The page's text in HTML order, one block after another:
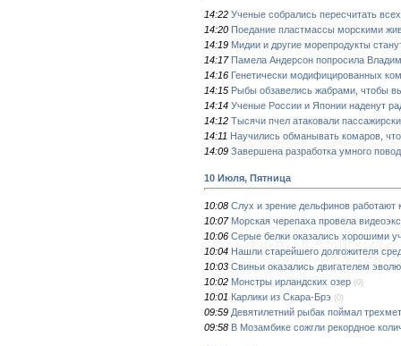
14:22 Ученые собрались пересчитать
14:20 Поедание пластмассы морскими
14:19 Мидии и другие морепродукты
14:17 Памела Андерсон попросила
14:16 Генетически модифицированных
14:15 Рыбы обзавелись жабрами, чтобы
14:14 Ученые России и Японии наденут
14:12 Тысячи пчел атаковали
14:11 Научились обманывать комаров,
14:09 Завершена разработка умного
10 Июля, Пятница
10:08 Слух и зрение дельфинов работают
10:07 Морская черепаха провела
10:06 Серые белки оказались хорошими
10:04 Нашли старейшего долгожителя
10:03 Свиньи оказались двигателем
10:02 Монстры ирландских озер (0)
10:01 Карлики из Скара-Брэ (0)
09:59 Девятилетний рыбак поймал
09:58 В Мозамбике сожгли рекордное